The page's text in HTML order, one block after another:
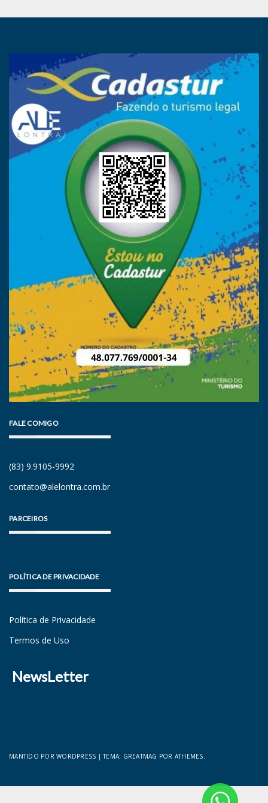
FALE COMIGO
(83) 9.9105-9992
contato@alelontra.com.br
PARCEIROS
POLÍTICA DE PRIVACIDADE
Política de Privacidade
Termos de Uso
NewsLetter
MANTIDO POR WORDPRESS |TEMA: GREATMAG POR ATHEMES.